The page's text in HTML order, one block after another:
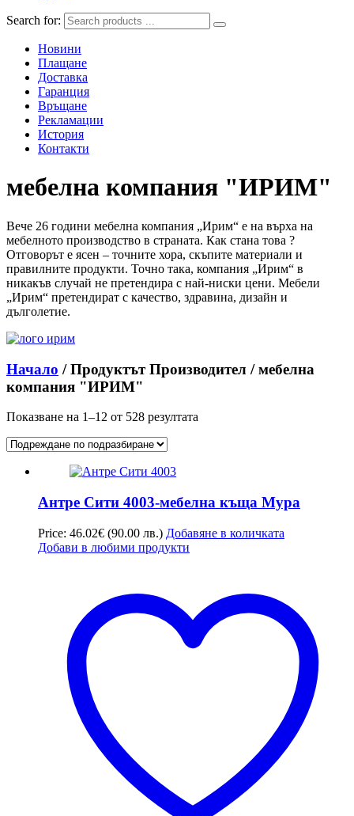
Search for:
Новини
Плащане
Доставка
Гаранция
Връщане
Рекламации
История
Контакти
мебелна компания "ИРИМ"
Вече 26 години мебелна компания „Ирим“ е на върха на
мебелното производство в страната. Как стана това ?
Отговорът е ясен – точните хора, скъпите материали и
правилните продукти. Точно така, компания „Ирим“ в
никакъв случай не претендира с най-ниски цени. Мебели
„Ирим“ претендират с качество, здравина, дизайн и
дълголетие.
Начало / Продуктът Производител / мебелна
компания "ИРИМ"
Показване на 1–12 от 528 резултата
Антре Сити 4003-мебелна къща Мура
Price: 46.02€ (90.00 лв.) Добавяне в количката
Добави в любими продукти